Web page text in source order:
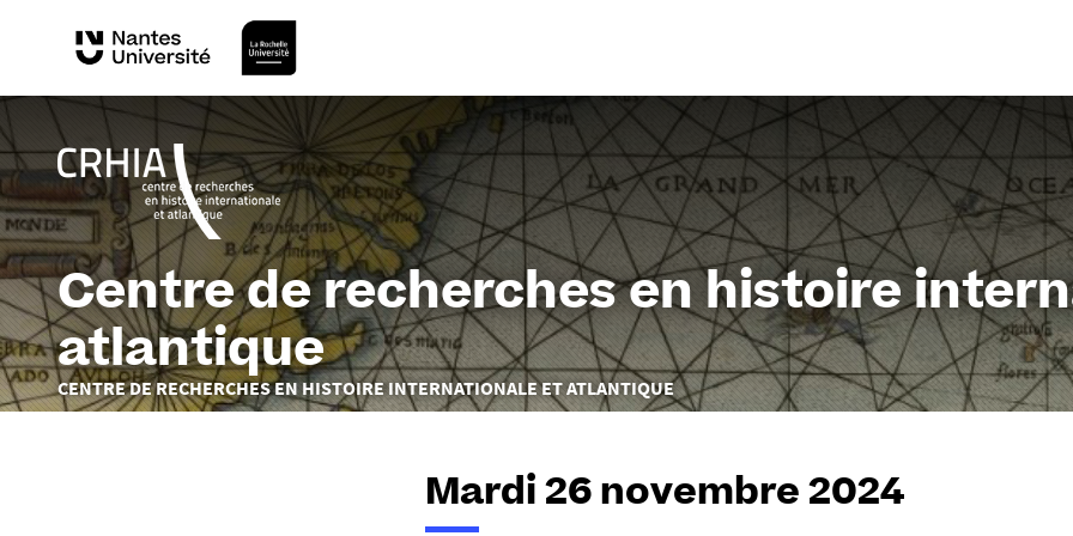
Centre de recherches en histoire
atlantique
Vous
êtes
CENTRE DE RECHERCHES EN HISTOIRE INTERNATIONALE ET ATLANTIQUE
Mardi 26 novembre 2024